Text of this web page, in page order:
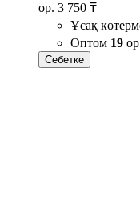
ор. 3 750 ₸
Ұсақ
Оптом 19
Себетке